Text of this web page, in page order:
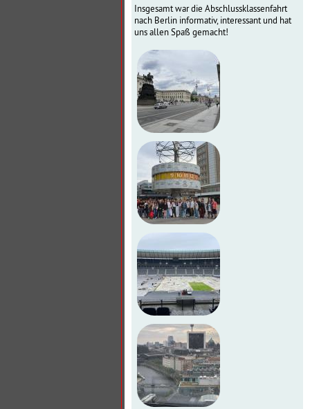
Insgesamt war die Abschlussklassenfahrt
nach Berlin informativ, interessant und hat
uns allen Spaß gemacht!